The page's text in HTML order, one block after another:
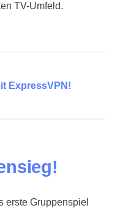
TV-Umfeld.
ExpressVPN!
erste Gruppenspiel